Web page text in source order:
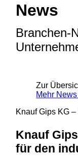
News
Branchen-
Zur
Mehr
Knauf Gips KG –
Knauf
für den